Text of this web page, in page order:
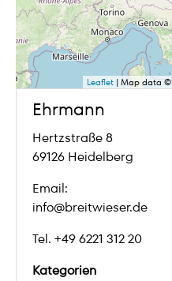
Leaflet | Map data ©
Ehrmann
Hertzstraße 8
69126 Heidelberg
Email:
info@breitwieser.de
Tel. +49 6221 312 20
Kategorien